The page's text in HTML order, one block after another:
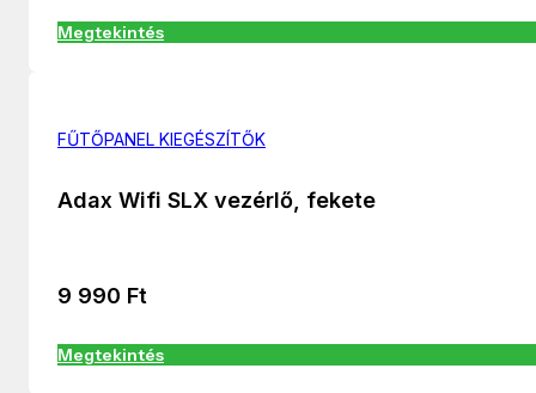
Megtekintés
FŰTŐPANEL KIEGÉSZÍTŐK
Adax Wifi SLX vezérlő, fekete
9 990 Ft
Megtekintés